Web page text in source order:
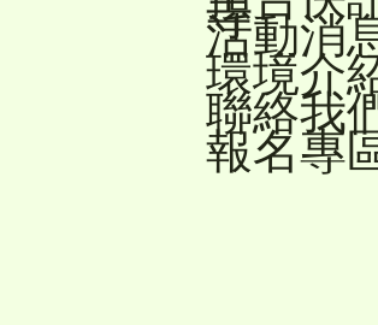
寺
活動消
環境介
聯絡我
報名專